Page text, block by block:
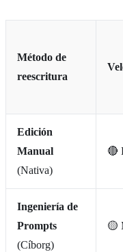
Método de
reescritura
Edición
Manual
(Nativa)
🔴
Ingeniería de
Prompts
(Cíborg)
🟡